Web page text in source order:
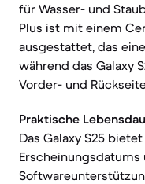
für Wasser- und
Plus ist mit einem
ausgestattet, das
während das Galaxy
Vorder- und
Praktische
Das Galaxy S25